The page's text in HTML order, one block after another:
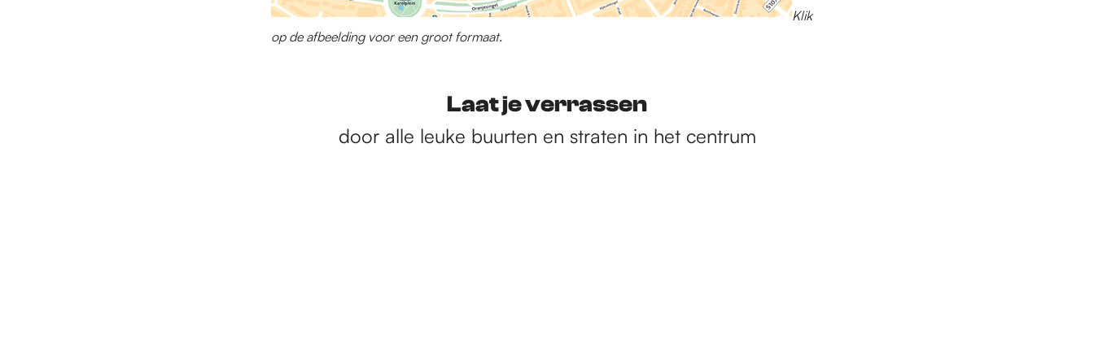
Klik
op de afbeelding voor een groot formaat.
Laat je verrassen
door alle leuke buurten en straten in het centrum